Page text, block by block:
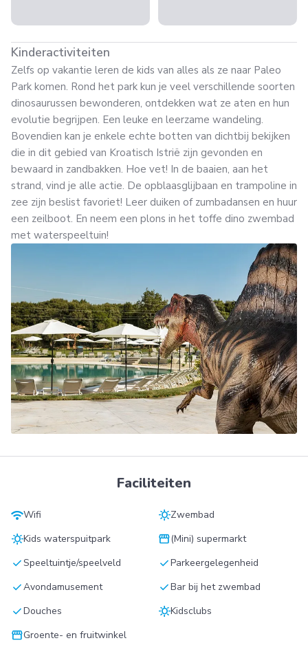
Kinderactiviteiten
Zelfs op vakantie leren de kids van alles als ze naar Paleo
Park komen. Rond het park kun je veel verschillende soorten
dinosaurussen bewonderen, ontdekken wat ze aten en hun
evolutie begrijpen. Een leuke en leerzame wandeling.
Bovendien kan je enkele echte botten van dichtbij bekijken
die in dit gebied van Kroatisch Istrië zijn gevonden en
bewaard in zandbakken. Hoe vet! In de baaien, aan het
strand, vind je alle actie. De opblaasglijbaan en trampoline in
zee zijn beslist favoriet! Leer duiken of zumbadansen en huur
een zeilboot. En neem een plons in het toffe dino zwembad
met waterspeeltuin!
Faciliteiten
wifiWifi sunnyZwembad
sunnyKids waterspuitpark storefront(Mini) supermarkt
checkSpeeltuintje/speelveld checkParkeergelegenheid
checkAvondamusement checkBar bij het zwembad
checkDouches sunnyKidsclubs
storefrontGroente- en fruitwinkel